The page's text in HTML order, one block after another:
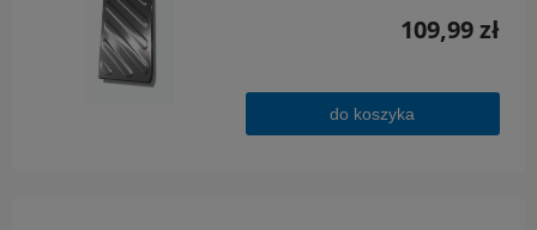
109,99 zł
do koszyka